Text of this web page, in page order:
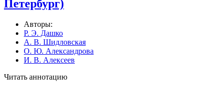
Петербург)
Авторы:
Р. Э. Дашко
А. В. Шидловская
О. Ю. Александрова
И. В. Алексеев
Читать аннотацию